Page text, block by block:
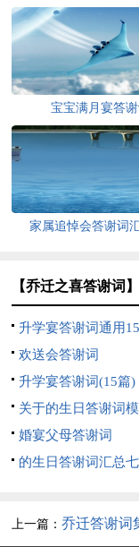
宝宝满月宴答谢
家属追悼会答谢词
【乔迁之喜答谢词
升学宴答谢词通用
欢送会答谢词
升学宴答谢词(15篇)
关于的生日答谢词
篇婚宴父母答谢词
的生日答谢词汇总
上一篇：乔迁答谢词